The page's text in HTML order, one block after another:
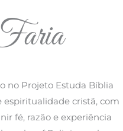
no Projeto Estuda Bíblia
espiritualidade cristã, com
fé, razão e experiência